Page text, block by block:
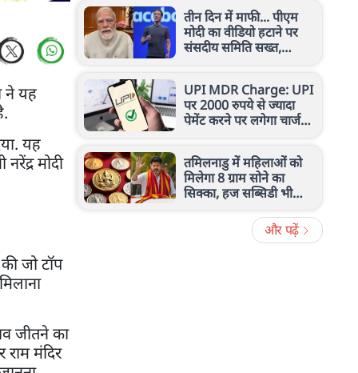
ने यह
यह
मोदी
जो टॉप
जीतने का
मंदिर
तीन दिन में माफी... पीएम
मोदी का वीडियो हटाने पर
संसदीय समिति सख्त,
UPI MDR Charge: UPI
पर 2000 रुपये से ज्यादा
पेमेंट करने पर लगेगा चार्ज?
तमिलनाडु में महिलाओं को
मिलेगा 8 ग्राम सोने का
सिक्का, हज सब्सिडी भी
और पढ़ें